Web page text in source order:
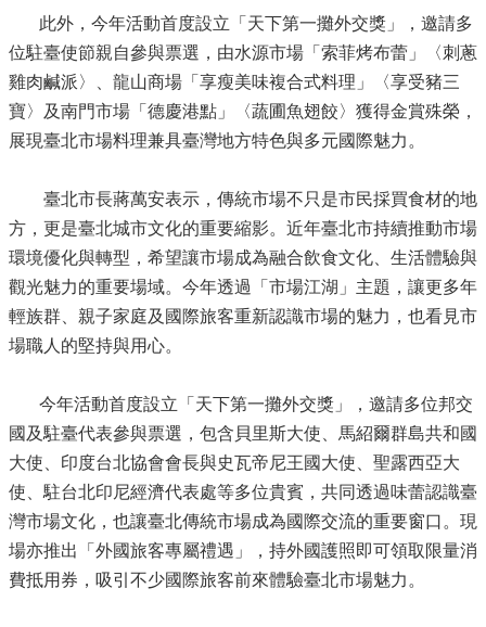
此外，今年活動首度設立「天下第一攤外交獎」，邀請多
位駐臺使節親自參與票選，由水源市場「索菲烤布蕾」〈刺蔥
雞肉鹹派〉、龍山商場「享瘦美味複合式料理」〈享受豬三
寶〉及南門市場「德慶港點」〈蔬圃魚翅餃〉獲得金賞殊榮，
展現臺北市場料理兼具臺灣地方特色與多元國際魅力。
臺北市長蔣萬安表示，傳統市場不只是市民採買食材的地
方，更是臺北城市文化的重要縮影。近年臺北市持續推動市場
環境優化與轉型，希望讓市場成為融合飲食文化、生活體驗與
觀光魅力的重要場域。今年透過「市場江湖」主題，讓更多年
輕族群、親子家庭及國際旅客重新認識市場的魅力，也看見市
場職人的堅持與用心。
今年活動首度設立「天下第一攤外交獎」，邀請多位邦交
國及駐臺代表參與票選，包含貝里斯大使、馬紹爾群島共和國
大使、印度台北協會會長與史瓦帝尼王國大使、聖露西亞大
使、駐台北印尼經濟代表處等多位貴賓，共同透過味蕾認識臺
灣市場文化，也讓臺北傳統市場成為國際交流的重要窗口。現
場亦推出「外國旅客專屬禮遇」，持外國護照即可領取限量消
費抵用券，吸引不少國際旅客前來體驗臺北市場魅力。